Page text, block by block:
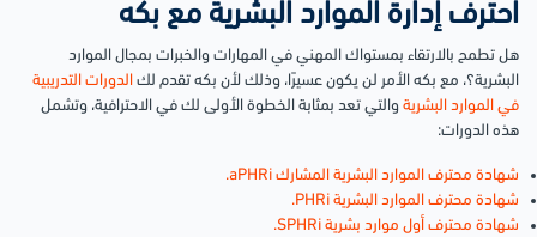
احترف إدارة الموارد البشرية مع بكه
هل تطمح بالارتقاء بمستواك المهني في المهارات والخبرات بمجال الموارد
البشرية؟، مع بكه الأمر لن يكون عسيرًا، وذلك لأن بكه تقدم لك الدورات التدريبية
في الموارد البشرية والتي تعد بمثابة الخطوة الأولى لك في الاحترافية، وتشمل
هذه الدورات:
شهادة محترف الموارد البشرية المشارك aPHRi.
شهادة محترف الموارد البشرية PHRi.
شهادة محترف أول موارد بشرية SPHRi.